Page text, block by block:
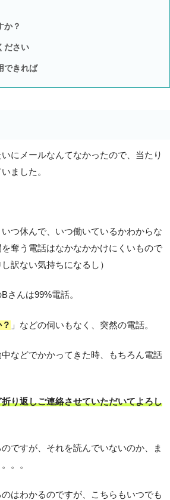
か？
ださい
できれば
にメールなんてなかったので、当たり
ました。
つ休んで、いつ働いているかわからな
奪う電話はなかなかかけにくいもので
訳ない気持ちになるし）
さんは99%電話。
」などの伺いもなく、突然の電話。
などでかかってきた時、もちろん電話
り返しご連絡させていただいてよろし
ですが、それを読んでいないのか、ま
。。
はわかるのですが、こちらもいつでも